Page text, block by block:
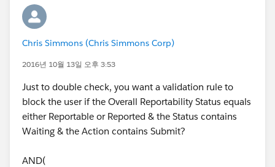
Chris Simmons (Chris Simmons Corp)
2016년 10월 13일 오후 3:53
Just to double check, you want a validation rule to
block the user if the Overall Reportability Status equals
either Reportable or Reported & the Status contains
Waiting & the Action contains Submit?
AND(